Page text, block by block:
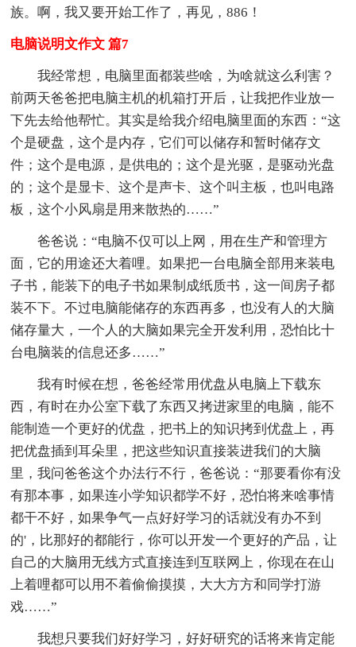
族。啊，我又要开始工作了，再见，886！
电脑说明文作文 篇7
我经常想，电脑里面都装些啥，为啥就这么利害？
前两天爸爸把电脑主机的机箱打开后，让我把作业放一
下先去给他帮忙。其实是给我介绍电脑里面的东西：“这
个是硬盘，这个是内存，它们可以储存和暂时储存文
件；这个是电源，是供电的；这个是光驱，是驱动光盘
的；这个是显卡、这个是声卡、这个叫主板，也叫电路
板，这个小风扇是用来散热的……”
爸爸说：“电脑不仅可以上网，用在生产和管理方
面，它的用途还大着哩。如果把一台电脑全部用来装电
子书，能装下的电子书如果制成纸质书，这一间房子都
装不下。不过电脑能储存的东西再多，也没有人的大脑
储存量大，一个人的大脑如果完全开发利用，恐怕比十
台电脑装的信息还多……”
我有时候在想，爸爸经常用优盘从电脑上下载东
西，有时在办公室下载了东西又拷进家里的电脑，能不
能制造一个更好的优盘，把书上的知识拷到优盘上，再
把优盘插到耳朵里，把这些知识直接装进我们的大脑
里，我问爸爸这个办法行不行，爸爸说：“那要看你有没
有那本事，如果连小学知识都学不好，恐怕将来啥事情
都干不好，如果争气一点好好学习的话就没有办不到
的'，比那好的都能行，你可以开发一个更好的产品，让
自己的大脑用无线方式直接连到互联网上，你现在在山
上着哩都可以用不着偷偷摸摸，大大方方和同学打游
戏……”
我想只要我们好好学习，好好研究的话将来肯定能